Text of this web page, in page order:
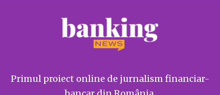
Primul proiect online de jurnalism financiar-